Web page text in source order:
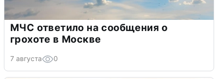
МЧС ответило на сообщения о
грохоте в Москве
7 августа 0